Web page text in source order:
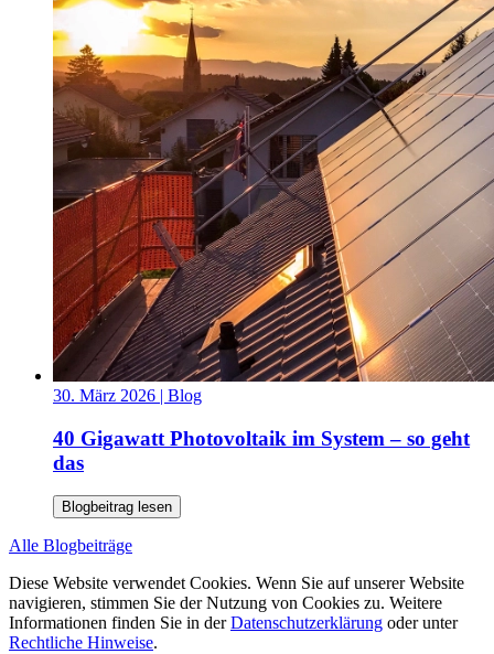
30. März 2026 | Blog
40 Gigawatt Photovoltaik im System – so geht
das
Blogbeitrag lesen
Alle Blogbeiträge
Diese Website verwendet Cookies. Wenn Sie auf unserer Website
navigieren, stimmen Sie der Nutzung von Cookies zu. Weitere
Informationen finden Sie in derDatenschutzerklärung oder unter
Rechtliche Hinweise.